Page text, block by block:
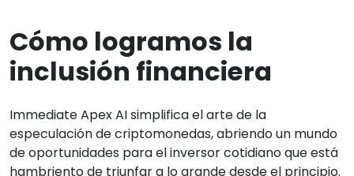
Cómo logramos la
inclusión financiera
Immediate Apex AI simplifica el arte de la
especulación de criptomonedas, abriendo un mundo
de oportunidades para el inversor cotidiano que está
hambriento de triunfar a lo grande desde el principio.